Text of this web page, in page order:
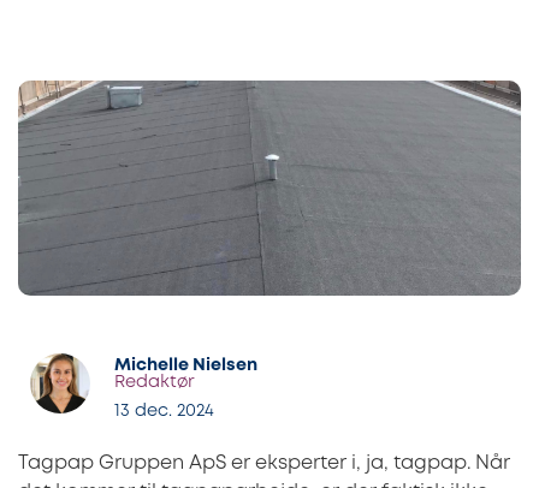
Michelle Nielsen
Redaktør
13 dec. 2024
Tagpap Gruppen ApS er eksperter i, ja, tagpap. Når